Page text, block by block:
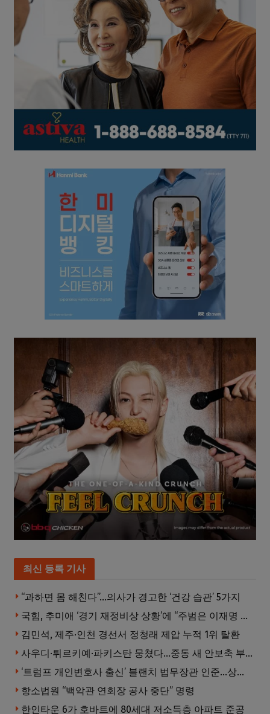
최신 등록 기사
“과하면 몸 해친다”…의사가 경고한 ‘건강 습관’ 5가지
국힘, 추미애 ‘경기 재정비상 상황’에 “주범은 이재명 전 지사”
김민석, 제주·인천 경선서 정청래 제압 누적 1위 탈환
사우디·튀르키예·파키스탄 뭉쳤다…중동 새 안보축 부상하나
‘트럼프 개인변호사 출신’ 블랜치 법무장관 인준…상원 50대49 가결
항소법원 “백악관 연회장 공사 중단” 명령
한인타운 6가 호바트에 80세대 저소득층 아파트 준공